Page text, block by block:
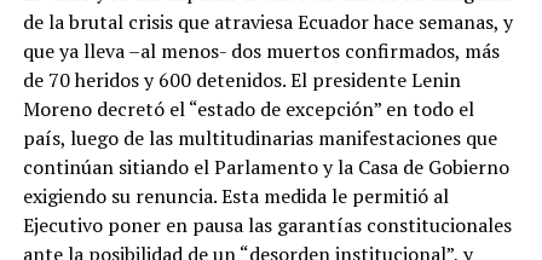
de la brutal crisis que atraviesa Ecuador hace semanas, y
que ya lleva –al menos- dos muertos confirmados, más
de 70 heridos y 600 detenidos. El presidente Lenin
Moreno decretó el “estado de excepción” en todo el
país, luego de las multitudinarias manifestaciones que
continúan sitiando el Parlamento y la Casa de Gobierno
exigiendo su renuncia. Esta medida le permitió al
Ejecutivo poner en pausa las garantías constitucionales
ante la posibilidad de un “desorden institucional”, y